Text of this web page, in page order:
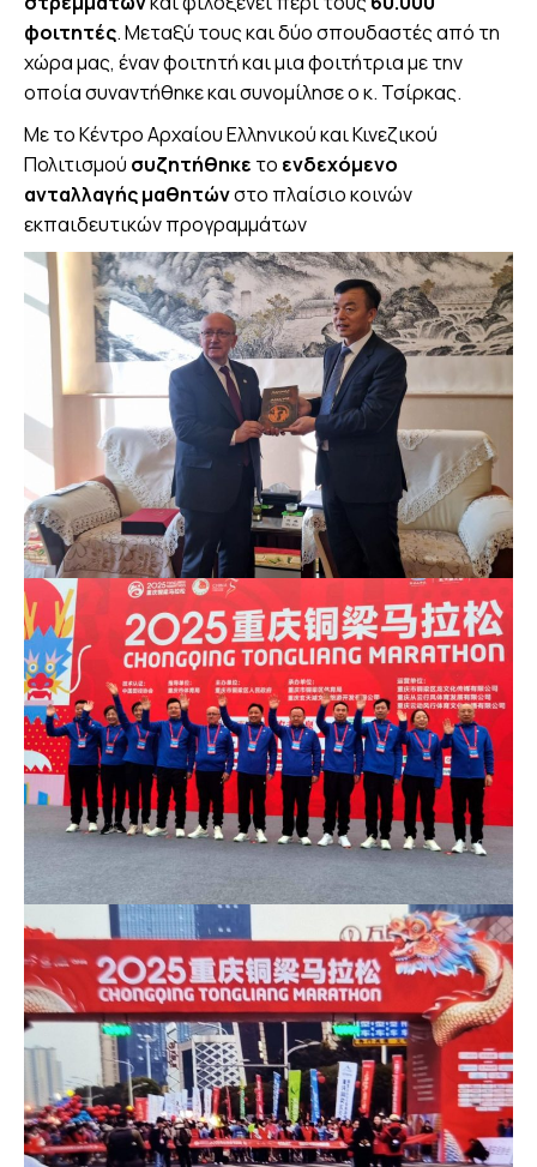
φοιτητές. Μεταξύ τους και δύο σπουδαστές από τη
χώρα μας, έναν φοιτητή και μια φοιτήτρια με την
οποία συναντήθηκε και συνομίλησε ο κ. Τσίρκας.
Με το Κέντρο Αρχαίου Ελληνικού και Κινεζικού
Πολιτισμού συζητήθηκε το ενδεχόμενο
ανταλλαγής μαθητώνστο πλαίσιο κοινών
εκπαιδευτικών προγραμμάτων